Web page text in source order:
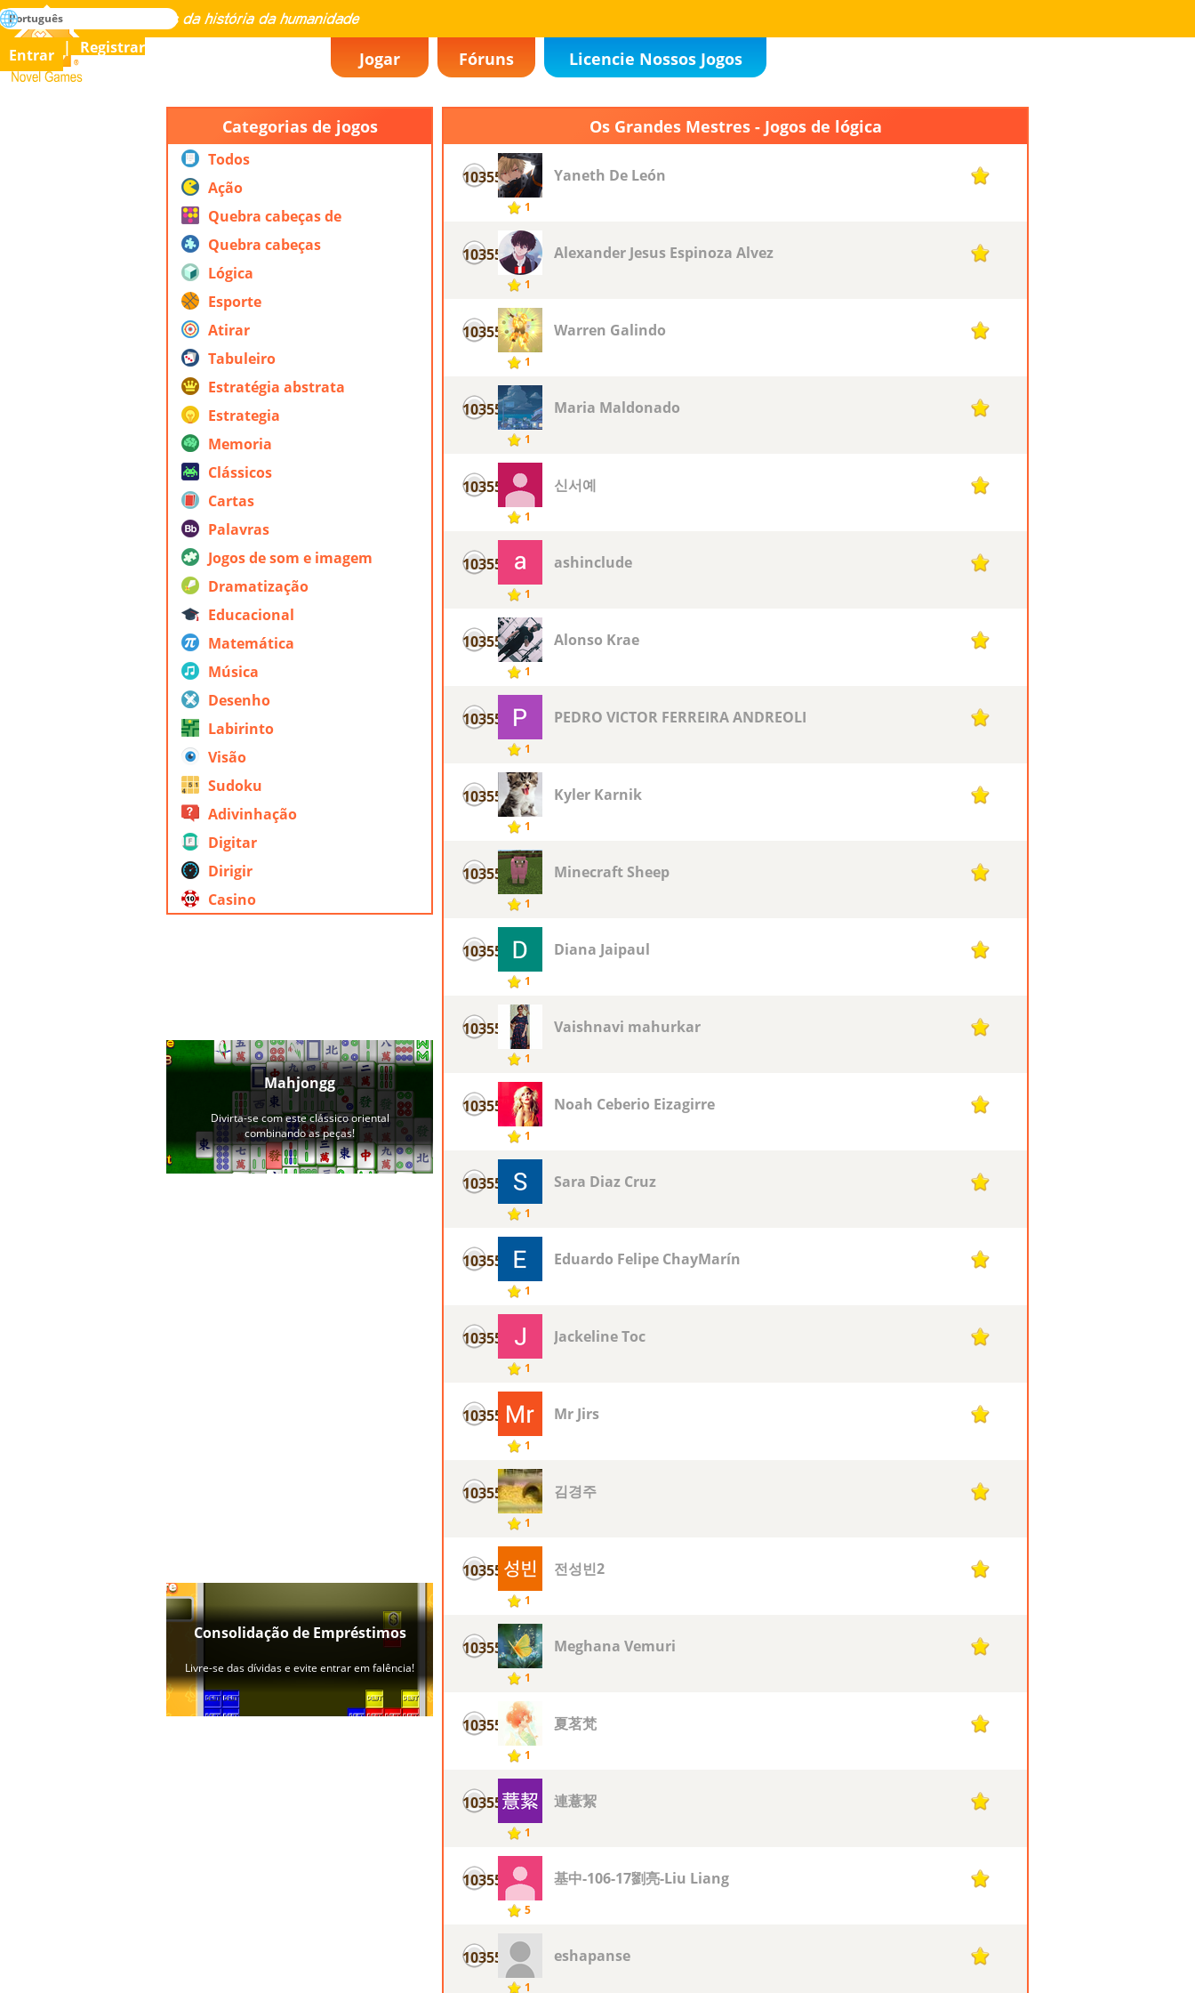
Novel Games
Dominar todos os jogos da história da humanidade
buscar
Jogar Fóruns Licencie Nossos Jogos
Entrar Registrar
Português
Categorias de jogos
Todos
Ação
Quebra cabeças de
ação
Quebra cabeças
Lógica
Esporte
Atirar
Tabuleiro
Estratégia abstrata
Estrategia
Memoria
Clássicos
Cartas
Palavras
Jogos de som e imagem
Dramatização
Educacional
Matemática
Música
Desenho
Labirinto
Visão
Sudoku
Adivinhação
Digitar
Dirigir
Casino
Os Grandes Mestres - Jogos de lógica
10355
1
Yaneth De León 1
10355
1
Alexander Jesus Espinoza Alvez 1
10355
1
Warren Galindo 1
10355
1
Maria Maldonado 1
10355
1
신서예 1
10355
1
ashinclude 1
10355
1
Alonso Krae 1
10355
1
PEDRO VICTOR FERREIRA ANDREOLI 1
10355
1
Kyler Karnik 1
10355
1
Minecraft Sheep 1
10355
1
Diana Jaipaul 1
10355
1
Vaishnavi mahurkar 1
10355
1
Noah Ceberio Eizagirre 1
10355
1
Sara Diaz Cruz 1
10355
1
Eduardo Felipe ChayMarín 1
10355
1
Jackeline Toc 1
10355
1
Mr Jirs 1
10355
1
김경주 1
10355
1
전성빈2 1
10355
1
Meghana Vemuri 1
10355
1
夏茗梵 1
10355
1
連薏絜 1
10355
5
基中-106-17劉亮-Liu Liang 1
10355
1
eshapanse 1